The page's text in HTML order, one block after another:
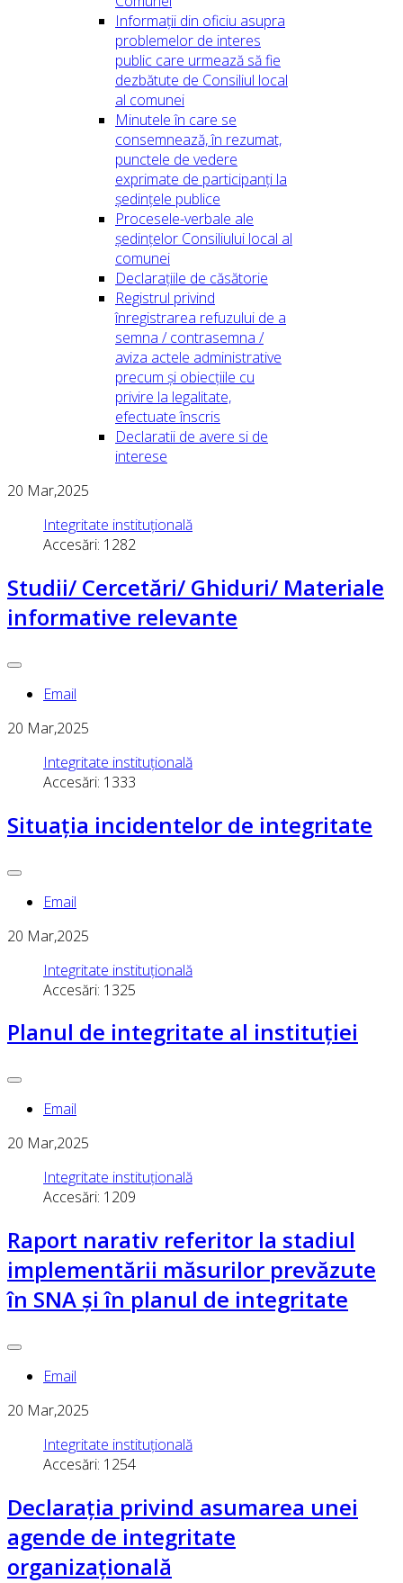
Informații din oficiu asupra
problemelor de interes
public care urmează să fie
dezbătute de Consiliul local
al comunei
Minutele în care se
consemnează, în rezumat,
punctele de vedere
exprimate de participanți la
ședințele publice
Procesele-verbale ale
ședințelor Consiliului local al
comunei
Declarațiile de căsătorie
Registrul privind
înregistrarea refuzului de a
semna / contrasemna /
aviza actele administrative
precum și obiecțiile cu
privire la legalitate,
efectuate înscris
Declaratii de avere si de
interese
20 Mar,2025
Integritate instituțională
Accesări: 1282
Studii/ Cercetări/ Ghiduri/ Materiale
informative relevante
Email
20 Mar,2025
Integritate instituțională
Accesări: 1333
Situația incidentelor de integritate
Email
20 Mar,2025
Integritate instituțională
Accesări: 1325
Planul de integritate al instituției
Email
20 Mar,2025
Integritate instituțională
Accesări: 1209
Raport narativ referitor la stadiul
implementării măsurilor prevăzute
în SNA și în planul de integritate
Email
20 Mar,2025
Integritate instituțională
Accesări: 1254
Declarația privind asumarea unei
agende de integritate
organizațională